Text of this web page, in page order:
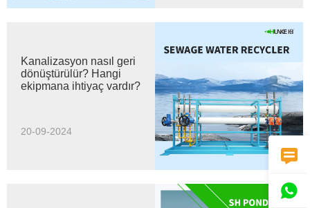
Kanalizasyon nasıl geri
dönüştürülür? Hangi
ekipmana ihtiyaç vardır?
20-09-2024

